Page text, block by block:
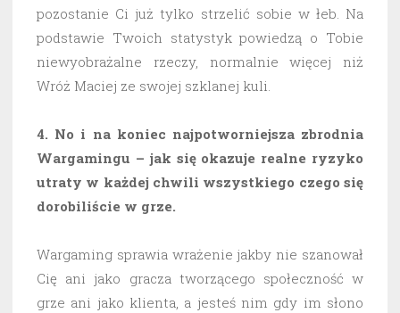
pozostanie Ci już tylko strzelić sobie w łeb. Na
podstawie Twoich statystyk powiedzą o Tobie
niewyobrażalne rzeczy, normalnie więcej niż
Wróż Maciej ze swojej szklanej kuli.
4. No i na koniec najpotworniejsza zbrodnia
Wargamingu – jak się okazuje realne ryzyko
utraty w każdej chwili wszystkiego czego się
dorobiliście w grze.
Wargaming sprawia wrażenie jakby nie szanował
Cię ani jako gracza tworzącego społeczność w
grze ani jako klienta, a jesteś nim gdy im słono